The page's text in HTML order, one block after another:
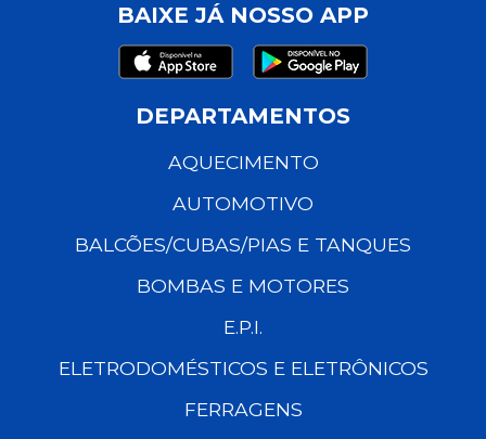
BAIXE JÁ NOSSO APP
DEPARTAMENTOS
AQUECIMENTO
AUTOMOTIVO
BALCÕES/CUBAS/PIAS E TANQUES
BOMBAS E MOTORES
E.P.I.
ELETRODOMÉSTICOS E ELETRÔNICOS
FERRAGENS